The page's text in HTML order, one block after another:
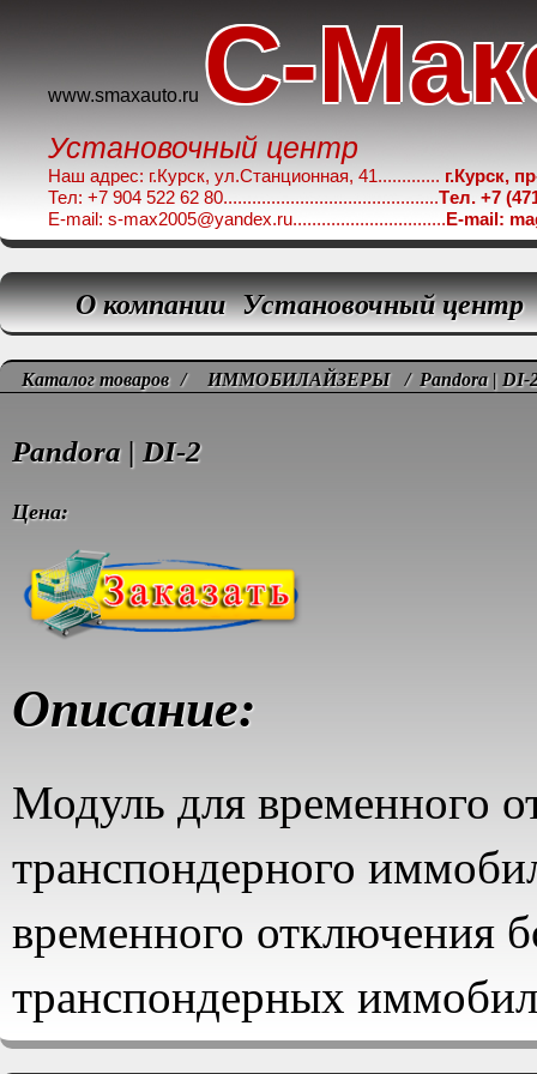
www.smaxauto.ru C-
Установочный центр
Наш адрес: г.Курск, ул.Станционная, 41............. г.Курск,
Тел: +7 904 522 62 80.............................................Tел. +7
E-mail: s-max2005@yandex.ru................................E-mail:
О компании Установочный центр
Каталог товаров / ИММОБИЛАЙЗЕРЫ/ Pandora | DI-
Pandora | DI-2
Цена:
Описание:
Модуль для временного
транспондерного
временного отключения
транспондерных
автомобилей (RFID-